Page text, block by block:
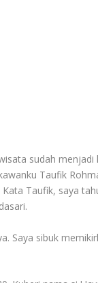
sudah
Taufik
Taufik, saya
Saya sibuk